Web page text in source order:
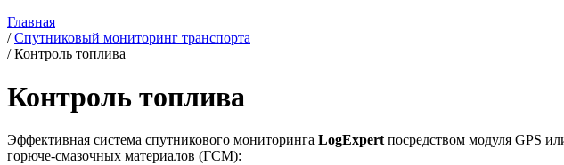
Главная
/Спутниковый мониторинг транспорта
/Контроль топлива
Контроль топлива
Эффективная система спутникового мониторинга LogExpertпосредством модуля GPS
горюче-смазочных материалов (ГСМ):